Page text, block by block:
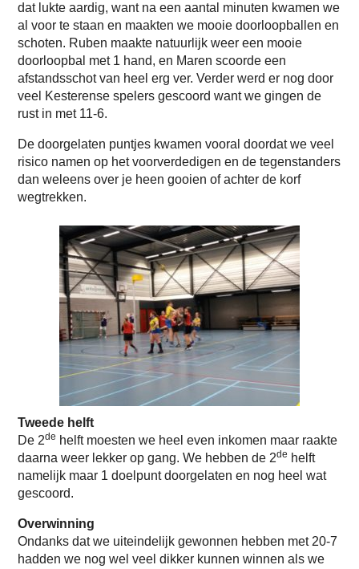
dat lukte aardig, want na een aantal minuten kwamen we
al voor te staan en maakten we mooie doorloopballen en
schoten. Ruben maakte natuurlijk weer een mooie
doorloopbal met 1 hand, en Maren scoorde een
afstandsschot van heel erg ver. Verder werd er nog door
veel Kesterense spelers gescoord want we gingen de
rust in met 11-6.
De doorgelaten puntjes kwamen vooral doordat we veel
risico namen op het voorverdedigen en de tegenstanders
dan weleens over je heen gooien of achter de korf
wegtrekken.
Tweede helft
De 2de helft moesten we heel even inkomen maar raakte
daarna weer lekker op gang. We hebben de 2de helft
namelijk maar 1 doelpunt doorgelaten en nog heel wat
gescoord.
Overwinning
Ondanks dat we uiteindelijk gewonnen hebben met 20-7
hadden we nog wel veel dikker kunnen winnen als we